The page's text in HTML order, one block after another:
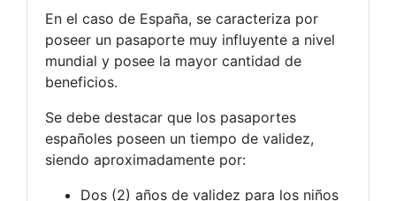
En el caso de España, se caracteriza por
poseer un pasaporte muy influyente a nivel
mundial y posee la mayor cantidad de
beneficios.
Se debe destacar que los pasaportes
españoles poseen un tiempo de validez,
siendo aproximadamente por:
Dos (2) años de validez para los niños